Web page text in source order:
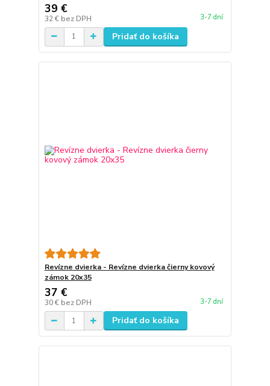
39 €
32 € bez DPH 3-7 dní
Pridať do košíka
Revízne dvierka - Revízne dvierka čierny kovový
zámok 20x35
37 €
30 € bez DPH 3-7 dní
Pridať do košíka